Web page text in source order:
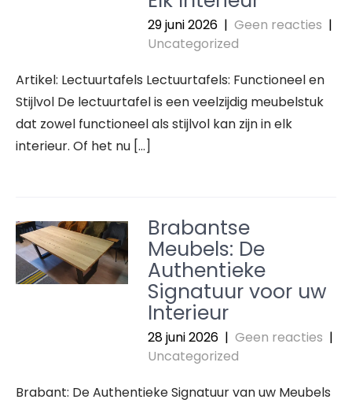
29 juni 2026 | Geen reacties |
Uncategorized
Artikel: Lectuurtafels Lectuurtafels: Functioneel en
Stijlvol De lectuurtafel is een veelzijdig meubelstuk
dat zowel functioneel als stijlvol kan zijn in elk
interieur. Of het nu […]
Brabantse
Meubels: De
Authentieke
Signatuur voor uw
Interieur
28 juni 2026 | Geen reacties |
Uncategorized
Brabant: De Authentieke Signatuur van uw Meubels